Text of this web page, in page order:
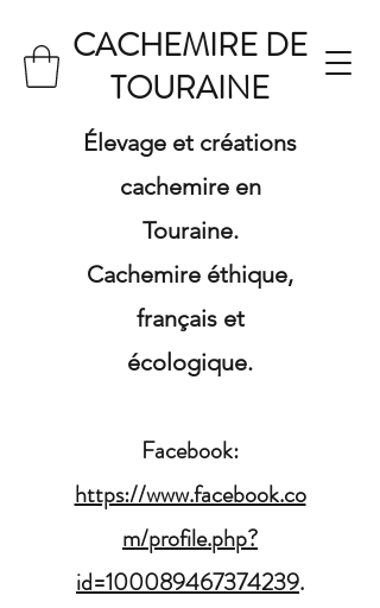
CACHEMIRE DE
TOURAINE
Élevage et créations
cachemire en
Touraine.
Cachemire éthique,
français et
écologique.
Facebook:
https://www.facebook.co
m/profile.php?
id=100089467374239.